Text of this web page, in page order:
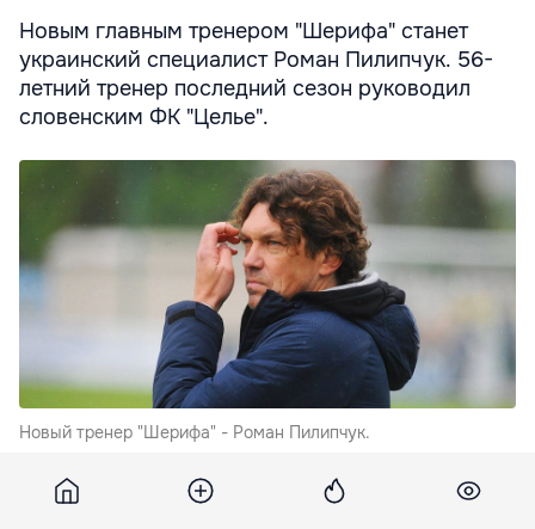
Новым главным тренером "Шерифа" станет
украинский специалист Роман Пилипчук. 56-
летний тренер последний сезон руководил
словенским ФК "Целье".
Новый тренер "Шерифа" - Роман Пилипчук.
С ним он занял второе место в чемпионате, где его